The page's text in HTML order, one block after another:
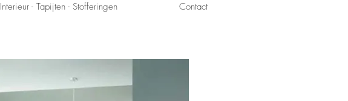
Interieur - Tapijten - Stofferingen Contact